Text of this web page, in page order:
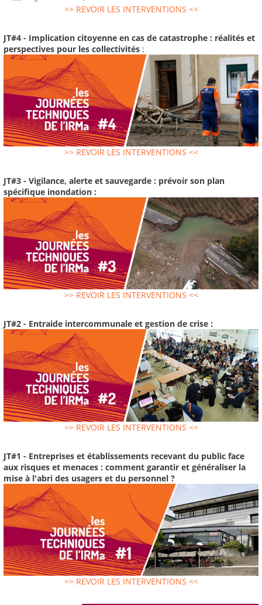
>> REVOIR LES INTERVENTIONS <<
JT#4 - Implication citoyenne en cas de catastrophe : réalités et
perspectives pour les collectivités :
>> REVOIR LES INTERVENTIONS <<
JT#3 - Vigilance, alerte et sauvegarde : prévoir son plan
spécifique inondation :
>> REVOIR LES INTERVENTIONS <<
JT#2 - Entraide intercommunale et gestion de crise :
>> REVOIR LES INTERVENTIONS <<
JT#1 - Entreprises et établissements recevant du public face
aux risques et menaces : comment garantir et généraliser la
mise à l'abri des usagers et du personnel ?
>> REVOIR LES INTERVENTIONS <<